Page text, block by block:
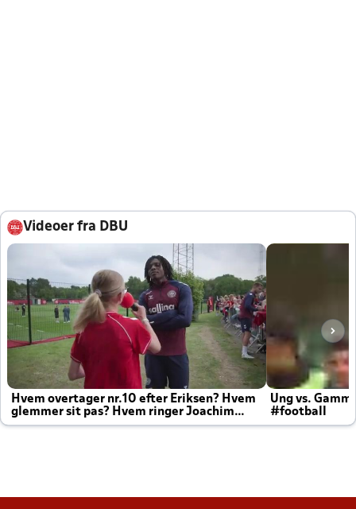
Videoer fra DBU
Hvem overtager nr.10 efter Eriksen? Hvem
glemmer sit pas? Hvem ringer Joachim
altid til efter kampe?
Ung vs.
#football